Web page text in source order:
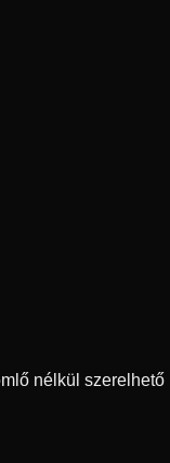
nélkül szerelhető